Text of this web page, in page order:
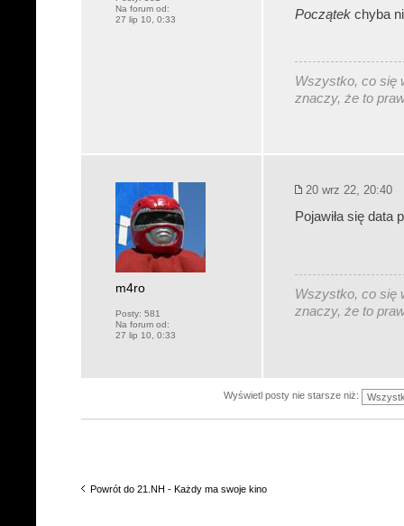
Na forum od:
27 lip 10, 0:33
Początek chyba
Wszystko, co się
znaczy, że to
m4ro
Posty: 581
Na forum od:
27 lip 10, 0:33
20 wrz 22, 20:40
Pojawiła się data
Wszystko, co się
znaczy, że to
Wyświetl posty nie starsze niż:
Powrót do 21.NH - Każdy ma swoje kino